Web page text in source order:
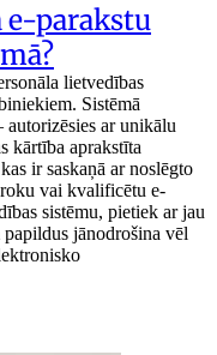
e-parakstu
lietvedības
Sistēmā
ar unikālu
kārtība aprakstīta
ir saskaņā ar noslēgto
vai kvalificētu e-
sistēmu, pietiek ar jau
jānodrošina vēl